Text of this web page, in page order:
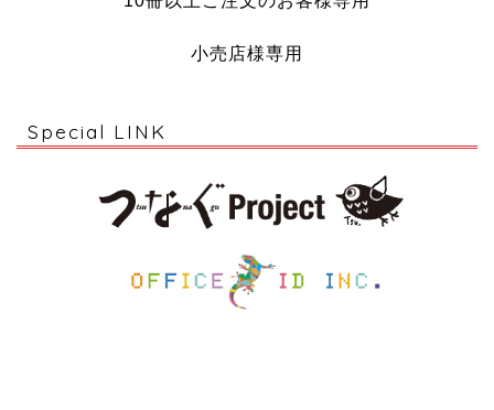
小売店様専用
Special LINK